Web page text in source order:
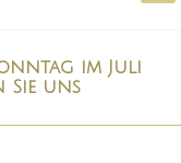
im Juli
Sie uns